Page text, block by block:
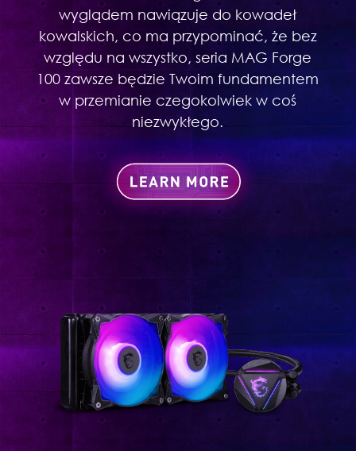
wyglądem nawiązuje do kowadeł
kowalskich, co ma przypominać, że bez
względu na wszystko, seria MAG Forge
100 zawsze będzie Twoim fundamentem
w przemianie czegokolwiek w coś
niezwykłego.